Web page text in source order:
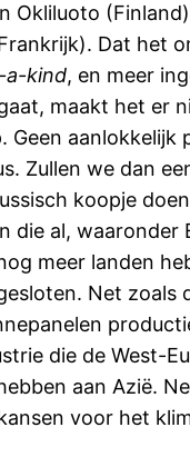
Okliluoto
Dat het
kind, en meer
maakt het er
Geen aanlokkelijk
Zullen we dan
koopje
die al, waaronder
meer landen
Net zoals
die de West-
aan Azië.
voor het